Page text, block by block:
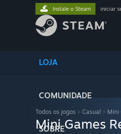
LOJA
COMUNIDADE
SOBRE
Instale o Steam iniciar
Todos os jogos > Casual > Mini
Mini Games